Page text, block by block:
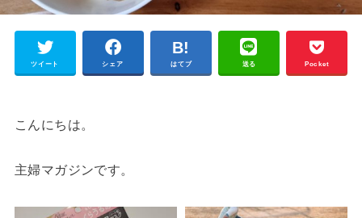
ツイート シェア はてブ 送る Pocket
こんにちは。
主婦マガジンです。